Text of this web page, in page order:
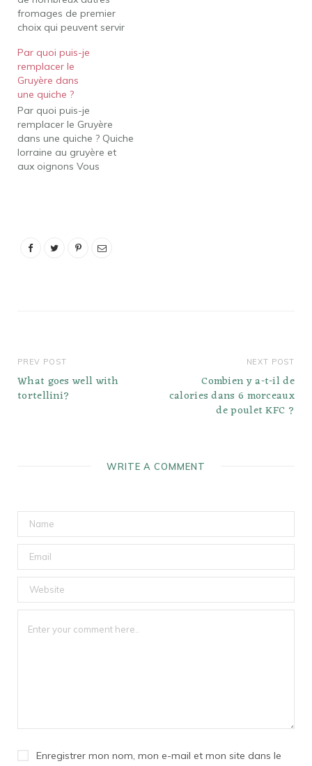
vous pouvez envisager
le…
fromages de premier
choix qui peuvent servir
fromage Gruyxère. Selon
que vous faites fondre
du fromage ou que vous
ajoutez plus de variété à
votre planche de
charcuterie, vous pouvez
envisager le Beaufort, le…
Par quoi puis-je
remplacer le
Gruyère dans
une quiche ?
Par quoi puis-je
remplacer le Gruyère
dans une quiche ? Quiche
lorraine au gruyère et
aux oignons Vous
est le meilleur pour la
PREV POST
What goes well with
tortellini?
NEXT POST
Combien y a-t-il de
calories dans 6 morceaux
de poulet KFC ?
WRITE A COMMENT
Enregistrer mon nom, mon e-mail et mon site dans le